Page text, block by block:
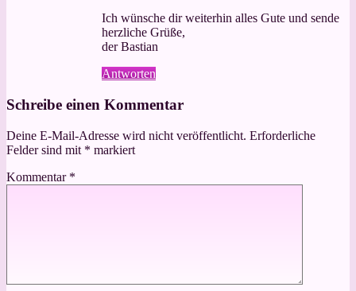
Ich wünsche dir weiterhin alles Gute und sende
herzliche Grüße,
der Bastian
Antworten
Schreibe einen Kommentar
Deine E-Mail-Adresse wird nicht veröffentlicht. Erforderliche
Felder sind mit * markiert
Kommentar *